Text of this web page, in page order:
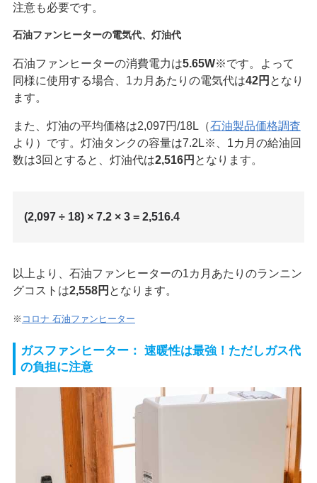
注意も必要です。
石油ファンヒーターの電気代、灯油代
石油ファンヒーターの消費電力は5.65W※です。よって
同様に使用する場合、1カ月あたりの電気代は42円 となり
ます。
また、灯油の平均価格は2,097円/18L（石油製品価格調査
より）です。灯油タンクの容量は7.2L※、1カ月の給油回
数は3回とすると、灯油代は2,516円 となります。
(2,097 ÷ 18) × 7.2 × 3 = 2,516.4
以上より、石油ファンヒーターの1カ月あたりのランニン
グコストは2,558円 となります。
※ コロナ 石油ファンヒーター
ガスファンヒーター： 速暖性は最強！ただしガス代
の負担に注意